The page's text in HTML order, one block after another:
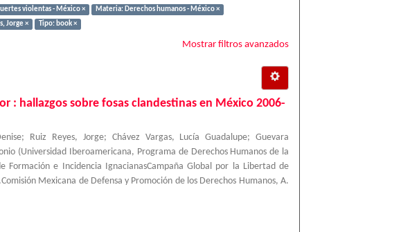
violentas - México ×
Materia: Derechos humanos - México ×
Jorge × Tipo: book ×
Mostrar filtros avanzados
: hallazgos sobre fosas clandestinas en México 2006-
; Ruiz Reyes, Jorge; Chávez Vargas, Lucía Guadalupe;Guevara
(Universidad Iberoamericana, Programa de Derechos Humanos de la
Formación e Incidencia IgnacianasCampaña Global por la Libertad de
Mexicana de Defensa y Promoción de los Derechos Humanos, A.